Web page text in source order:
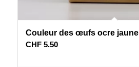
Couleur des œufs ocre jaune
CHF5.50